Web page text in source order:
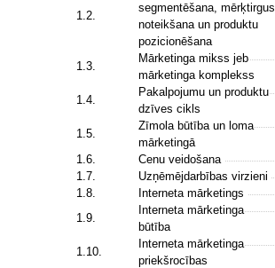
1.2.
segmentēšana, mērķtirgus
noteikšana un produktu
pozicionēšana
1.3.
Mārketinga mikss jeb
mārketinga komplekss
1.4.
Pakalpojumu un produktu
dzīves cikls
1.5.
Zīmola būtība un loma
mārketingā
1.6.
Cenu veidošana
1.7.
Uzņēmējdarbības virzieni
1.8.
Interneta mārketings
1.9.
Interneta mārketinga
būtība
1.10.
Interneta mārketinga
priekšrocības